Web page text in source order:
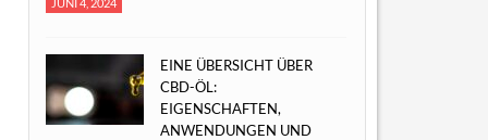
EINE ÜBERSICHT ÜBER
CBD-ÖL:
EIGENSCHAFTEN,
ANWENDUNGEN UND